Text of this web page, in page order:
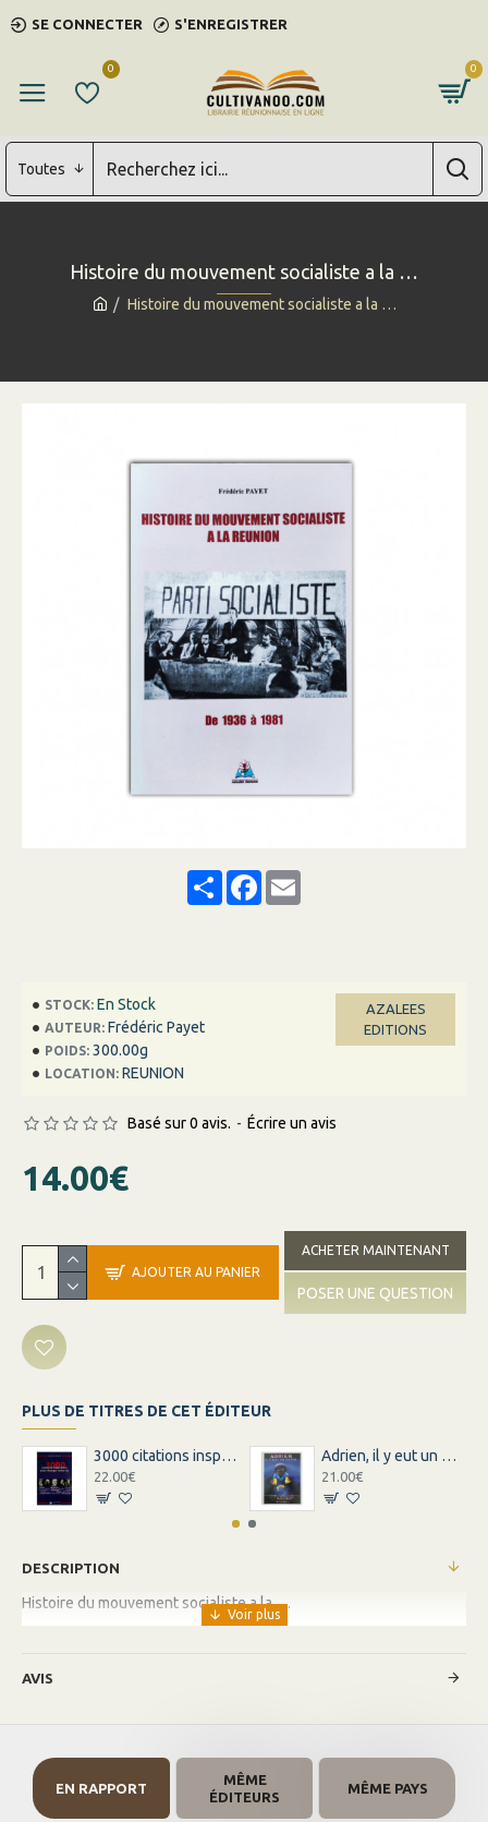
SE CONNECTER S'ENREGISTRER
0 0
Toutes
Histoire du mouvement socialiste a la …
Histoire du mouvement socialiste a la …
ShareFacebook
Email
STOCK: En Stock
AUTEUR: Frédéric Payet
POIDS: 300.00g
LOCATION: REUNION
AZALEES
EDITIONS
Basé sur 0 avis. - Écrire un avis
14.00€
AJOUTER AU PANIER
ACHETER MAINTENANT
POSER UNE QUESTION
PLUS DE TITRES DE CET ÉDITEUR
3000 citations inspirations inspirantes pour changer votre vie
22.00€
Adrien, il y eut un matin
21.00€
DESCRIPTION
Histoire du mouvement socialiste a la …
AVIS
EN RAPPORT
MÊME
ÉDITEURS
MÊME PAYS